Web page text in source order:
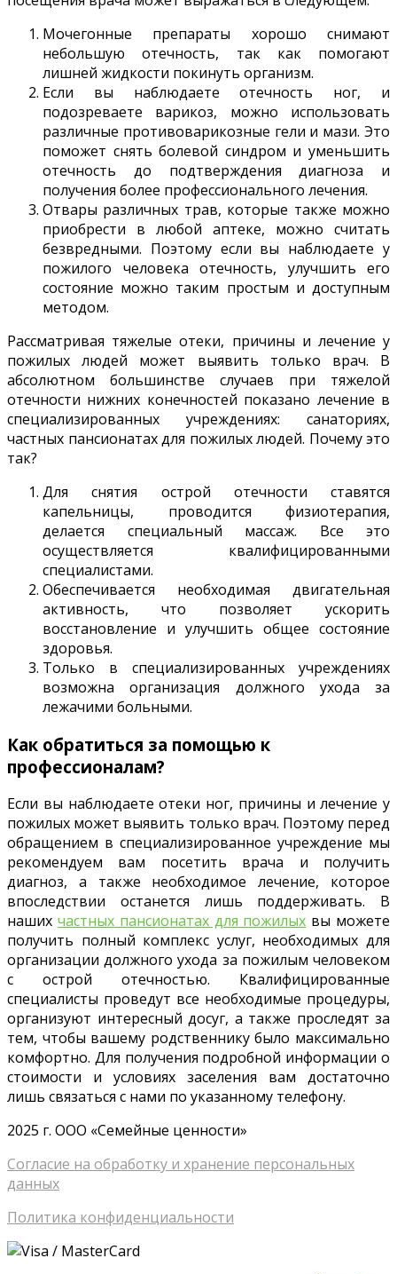
Мочегонные препараты хорошо снимают
небольшую отечность, так как помогают
лишней жидкости покинуть организм.
Если вы наблюдаете отечность ног, и
подозреваете варикоз, можно использовать
различные противоварикозные гели и мази. Это
поможет снять болевой синдром и уменьшить
отечность до подтверждения диагноза и
получения более профессионального лечения.
Отвары различных трав, которые также можно
приобрести в любой аптеке, можно считать
безвредными. Поэтому если вы наблюдаете у
пожилого человека отечность, улучшить его
состояние можно таким простым и доступным
методом.
Рассматривая тяжелые отеки, причины и лечение у
пожилых людей может выявить только врач. В
абсолютном большинстве случаев при тяжелой
отечности нижних конечностей показано лечение в
специализированных учреждениях: санаториях,
частных пансионатах для пожилых людей. Почему это
так?
Для снятия острой отечности ставятся
капельницы, проводится физиотерапия,
делается специальный массаж. Все это
осуществляется квалифицированными
специалистами.
Обеспечивается необходимая двигательная
активность, что позволяет ускорить
восстановление и улучшить общее состояние
здоровья.
Только в специализированных учреждениях
возможна организация должного ухода за
лежачими больными.
Как обратиться за помощью к
профессионалам?
Если вы наблюдаете отеки ног, причины и лечение у
пожилых может выявить только врач. Поэтому перед
обращением в специализированное учреждение мы
рекомендуем вам посетить врача и получить
диагноз, а также необходимое лечение, которое
впоследствии останется лишь поддерживать. В
наших частных пансионатах для пожилых вы можете
получить полный комплекс услуг, необходимых для
организации должного ухода за пожилым человеком
с острой отечностью. Квалифицированные
специалисты проведут все необходимые процедуры,
организуют интересный досуг, а также проследят за
тем, чтобы вашему родственнику было максимально
комфортно. Для получения подробной информации о
стоимости и условиях заселения вам достаточно
лишь связаться с нами по указанному телефону.
2025 г. ООО «Семейные ценности»
Согласие на обработку и хранение персональных
данных
Политика конфиденциальности